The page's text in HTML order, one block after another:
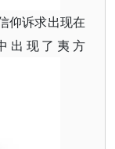
仰诉求出现在
出现了夷方